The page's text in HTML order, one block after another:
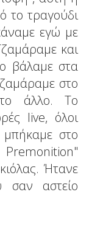
το τραγούδι
εγώ με
και
βάλαμε στα
στο
άλλο. Το
live, όλοι
στο
Ήτανε
αστείο